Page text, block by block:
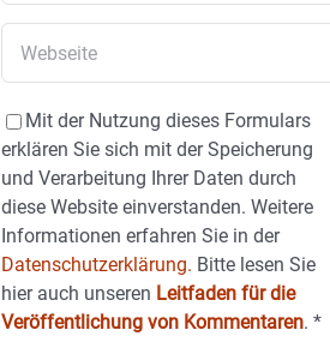
Mit der Nutzung dieses Formulars
erklären Sie sich mit der Speicherung
und Verarbeitung Ihrer Daten durch
diese Website einverstanden. Weitere
Informationen erfahren Sie in der
Datenschutzerklärung. Bitte lesen Sie
hier auch unseren Leitfaden für die
Veröffentlichung von Kommentaren.*